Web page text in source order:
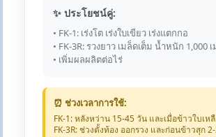
✨ ประโยชน์คู่:
• FK-1: เร่งโต เร่งใบเขียว เร่งแตกกอ
• FK-3R: รวงยาว เมล็ดเต็ม น้ำหนัก 1,000
• เพิ่มผลผลิตต่อไร่
⏰ ช่วงเวลาการใช้:
FK-1: หลังหว่าน 15-45 วัน และเมื่อข้าวใบเห
FK-3R: ช่วงตั้งท้อง ออกรวง และก่อนข้าวสุก